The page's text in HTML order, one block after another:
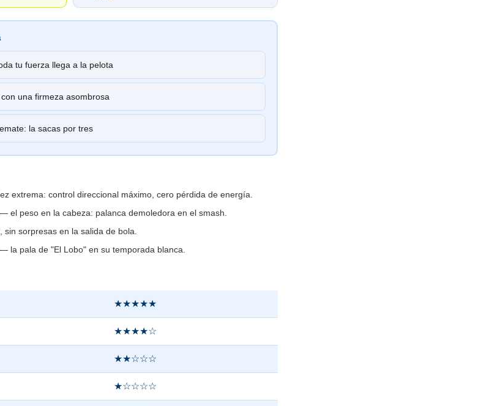
tu fuerza llega a la pelota
una firmeza asombrosa
la sacas por tres
extrema: control direccional máximo, cero pérdida de energía.
— el peso en la cabeza: palanca demoledora en el smash.
sorpresas en la salida de bola.
— la pala de "El Lobo" en su temporada blanca.
★★★★★
★★★★☆
★★☆☆☆
★☆☆☆☆